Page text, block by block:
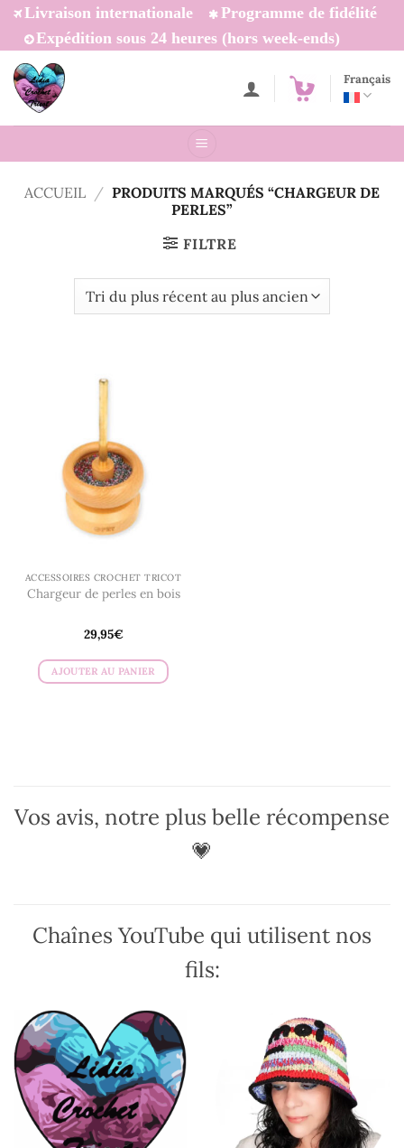
Passer
contenu
Livraison internationale
Programme de fidélité
Expédition sous 24 heures (hors week-ends)
Français
ACCUEIL / PRODUITS MARQUÉS “CHARGEUR DE
PERLES”
FILTRE
ACCESSOIRES CROCHET TRICOT
Chargeur de perles en bois
29,95€
AJOUTER AU PANIER
Vos avis, notre plus belle récompense
💗
Chaînes YouTube qui utilisent nos
fils: